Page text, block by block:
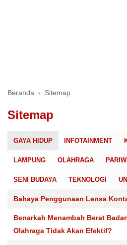
Beranda › Sitemap
Sitemap
GAYA HIDUP INFOTAINMENT
LAMPUNG OLAHRAGA
SENI BUDAYA TEKNOLOGI
Bahaya Penggunaan Lensa
Benarkah Menambah Berat
Olahraga Tidak Akan Efektif?